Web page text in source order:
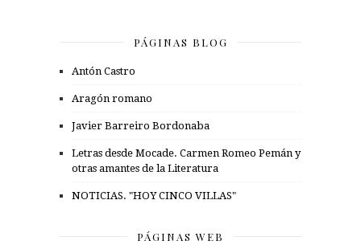
PÁGINAS BLOG
Antón Castro
Aragón romano
Javier Barreiro Bordonaba
Letras desde Mocade. Carmen Romeo Pemán y
otras amantes de la Literatura
NOTICIAS. "HOY CINCO VILLAS"
PÁGINAS WEB